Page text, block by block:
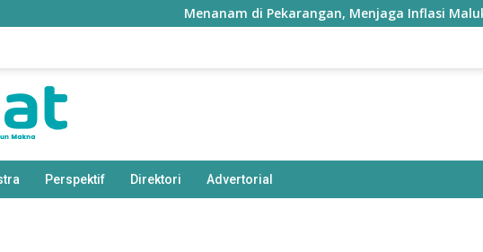
Menanam di Pekarangan, Menjaga Inflasi Maluku Utara
Perspektif Direktori Advertorial